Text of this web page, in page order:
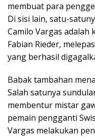
membuat para
Di sisi lain, satu-
Camilo Vargas adalah
Fabian Rieder,
yang berhasil
Babak tambahan
Salah satunya
membentur mistar
pemain pengganti
Vargas melakukan